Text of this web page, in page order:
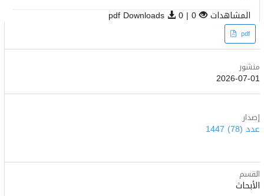
المشاهدات 0 | pdf Downloads
0 Article
Sidebar
pdf
منشور
2026-07-01
إصدار
عدد (78) 1447
القسم
الأبحاث